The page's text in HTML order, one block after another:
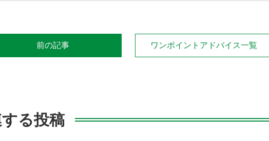
前の記事 ワンポイントアドバイス一覧
る投稿